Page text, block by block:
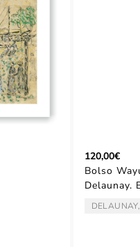
120,00€
Bolso
Delaunay.
ARTISTA/